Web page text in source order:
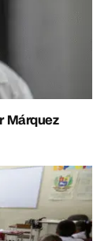
Márquez